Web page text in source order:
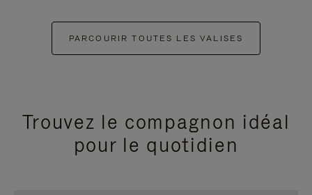
PARCOURIR TOUTES LES VALISES
Trouvez le compagnon idéal
pour le quotidien